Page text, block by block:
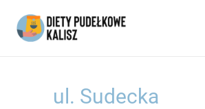
ul. Sudecka